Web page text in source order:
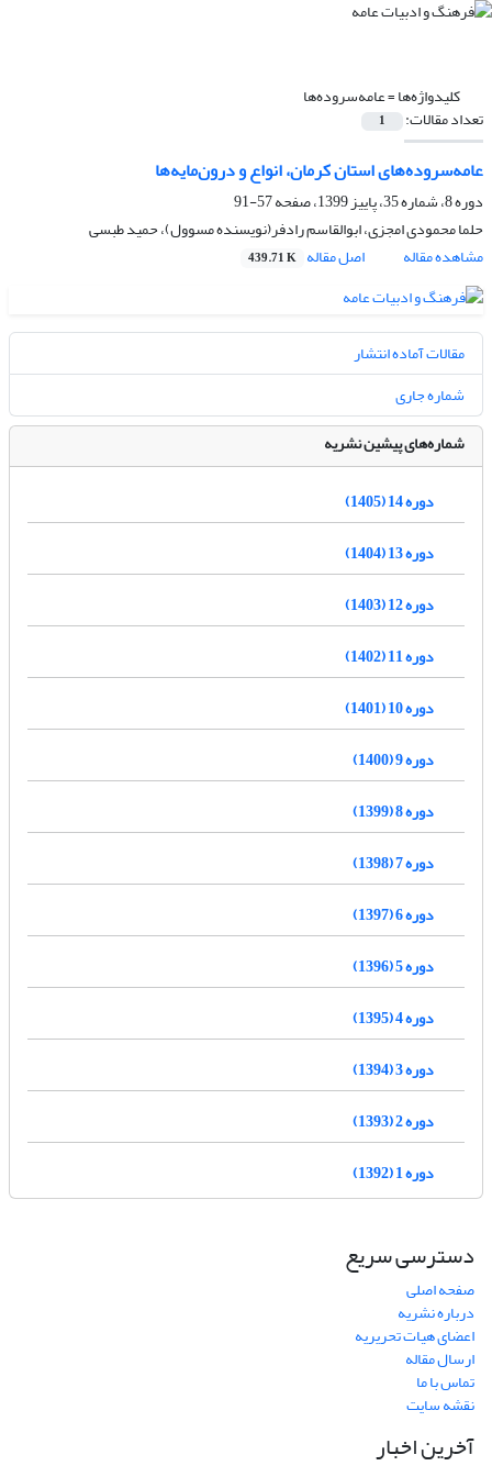
کلیدواژه‌ها =عامه‌سروده‌ها
تعداد مقالات: 1
عامه‌سروده‌های استان کرمان، انواع و درون‌مایه‌ها
دوره 8، شماره 35، پاییز 1399، صفحه
57-91
حلما محمودی امجزی، ابوالقاسم رادفر(نویسنده مسوول)، حمید طبسی
مشاهده مقاله
اصل مقاله 439.71 K
مقالات آماده انتشار
شماره جاری
شماره‌های پیشین نشریه
دوره 14 (1405)
دوره 13 (1404)
دوره 12 (1403)
دوره 11 (1402)
دوره 10 (1401)
دوره 9 (1400)
دوره 8 (1399)
دوره 7 (1398)
دوره 6 (1397)
دوره 5 (1396)
دوره 4 (1395)
دوره 3 (1394)
دوره 2 (1393)
دوره 1 (1392)
دسترسی سریع
صفحه اصلی
درباره نشریه
اعضای هیات تحریریه
ارسال مقاله
تماس با ما
نقشه سایت
آخرین اخبار